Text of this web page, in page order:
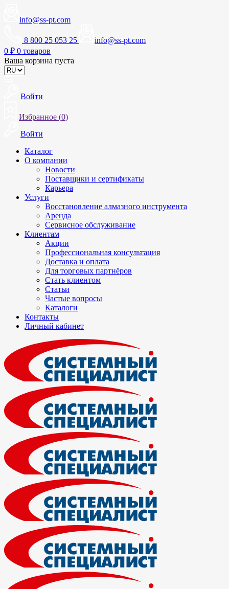
info@ss-pt.com
8 800 25 053 25
info@ss-pt.com
0 ₽ 0 товаров
Ваша корзина пуста
Войти
Избранное (0)
Войти
Каталог
О компании
Новости
Поставщики и сертификаты
Карьера
Услуги
Восстановление алмазного инструмента
Аренда
Сервисное обслуживание
Клиентам
Акции
Профессиональная консультация
Доставка и оплата
Для торговых партнёров
Стать клиентом
Статьи
Частые вопросы
Каталоги
Контакты
Личный кабинет